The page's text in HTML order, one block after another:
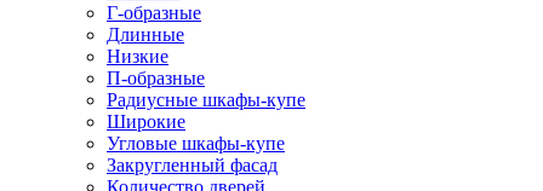
Г-образные
Длинные
Низкие
П-образные
Радиусные шкафы-купе
Широкие
Угловые шкафы-купе
Закругленный фасад
Количество дверей